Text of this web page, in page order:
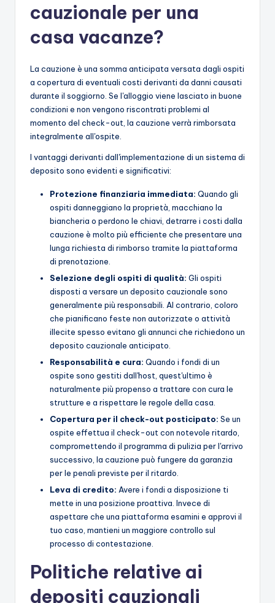
cauzionale per una
casa vacanze?
La cauzione è una somma anticipata versata dagli ospiti
a copertura di eventuali costi derivanti da danni causati
durante il soggiorno. Se l'alloggio viene lasciato in buone
condizioni e non vengono riscontrati problemi al
momento del check-out, la cauzione verrà rimborsata
integralmente all'ospite.
I vantaggi derivanti dall'implementazione di un sistema di
deposito sono evidenti e significativi:
Protezione finanziaria immediata: Quando gli
ospiti danneggiano la proprietà, macchiano la
biancheria o perdono le chiavi, detrarre i costi dalla
cauzione è molto più efficiente che presentare una
lunga richiesta di rimborso tramite la piattaforma
di prenotazione.
Selezione degli ospiti di qualità: Gli ospiti
disposti a versare un deposito cauzionale sono
generalmente più responsabili. Al contrario, coloro
che pianificano feste non autorizzate o attività
illecite spesso evitano gli annunci che richiedono un
deposito cauzionale anticipato.
Responsabilità e cura: Quando i fondi di un
ospite sono gestiti dall'host, quest'ultimo è
naturalmente più propenso a trattare con cura le
strutture e a rispettare le regole della casa.
Copertura per il check-out posticipato: Se un
ospite effettua il check-out con notevole ritardo,
compromettendo il programma di pulizia per l'arrivo
successivo, la cauzione può fungere da garanzia
per le penali previste per il ritardo.
Leva di credito: Avere i fondi a disposizione ti
mette in una posizione proattiva. Invece di
aspettare che una piattaforma esamini e approvi il
tuo caso, mantieni un maggiore controllo sul
processo di contestazione.
Politiche relative ai
depositi cauzionali